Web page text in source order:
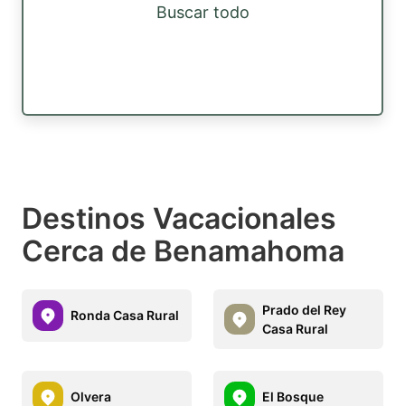
Buscar todo
Destinos Vacacionales
Cerca de Benamahoma
Ronda Casa Rural
Prado del Rey
Casa Rural
Olvera El Bosque